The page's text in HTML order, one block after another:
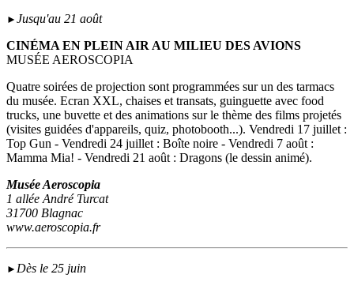
► Jusqu'au 21 août
CINÉMA EN PLEIN AIR AU MILIEU DES AVIONS
MUSÉE AEROSCOPIA
Quatre soirées de projection sont programmées sur un des tarmacs
du musée. Ecran XXL, chaises et transats, guinguette avec food
trucks, une buvette et des animations sur le thème des films projetés
(visites guidées d'appareils, quiz, photobooth...). Vendredi 17 juillet :
Top Gun - Vendredi 24 juillet : Boîte noire - Vendredi 7 août :
Mamma Mia! - Vendredi 21 août : Dragons (le dessin animé).
Musée Aeroscopia
1 allée André Turcat
31700 Blagnac
www.aeroscopia.fr
► Dès le 25 juin